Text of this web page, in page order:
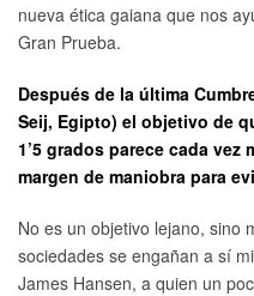
nueva ética gaiana que nos
Gran Prueba.
Después de la última
Seij, Egipto) el objetivo de
1’5 grados parece cada
margen de maniobra para
No es un objetivo lejano, sino
sociedades se engañan a sí
James Hansen, a quien un